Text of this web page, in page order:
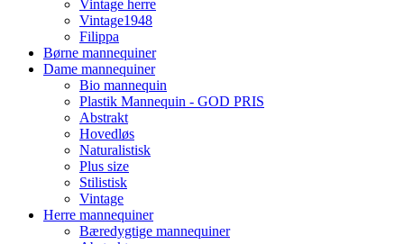
Vintage herre
Vintage1948
Filippa
Børne mannequiner
Dame mannequiner
Bio mannequin
Plastik Mannequin - GOD PRIS
Abstrakt
Hovedløs
Naturalistisk
Plus size
Stilistisk
Vintage
Herre mannequiner
Bæredygtige mannequiner